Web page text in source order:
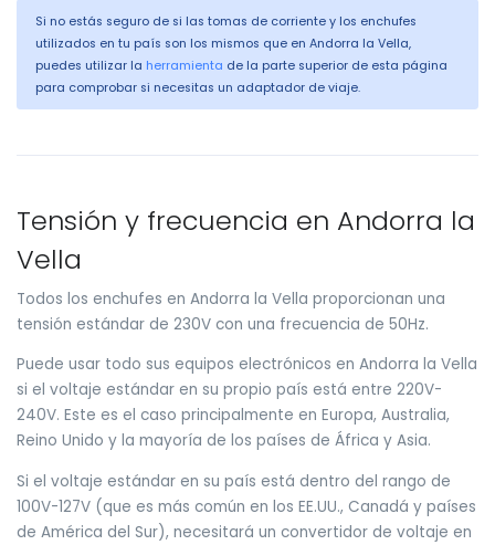
Si no estás seguro de si las tomas de corriente y los enchufes
utilizados en tu país son los mismos que en Andorra la Vella,
puedes utilizar la herramienta de la parte superior de esta página
para comprobar si necesitas un adaptador de viaje.
Tensión y frecuencia en Andorra la
Vella
Todos los enchufes en Andorra la Vella proporcionan una
tensión estándar de 230V con una frecuencia de 50Hz.
Puede usar todo sus equipos electrónicos en Andorra la Vella
si el voltaje estándar en su propio país está entre 220V-
240V. Este es el caso principalmente en Europa, Australia,
Reino Unido y la mayoría de los países de África y Asia.
Si el voltaje estándar en su país está dentro del rango de
100V-127V (que es más común en los EE.UU., Canadá y países
de América del Sur), necesitará un convertidor de voltaje en